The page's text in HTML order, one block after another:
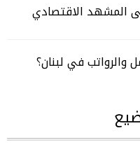
المشهد الاقتصادي
في لبنان؟